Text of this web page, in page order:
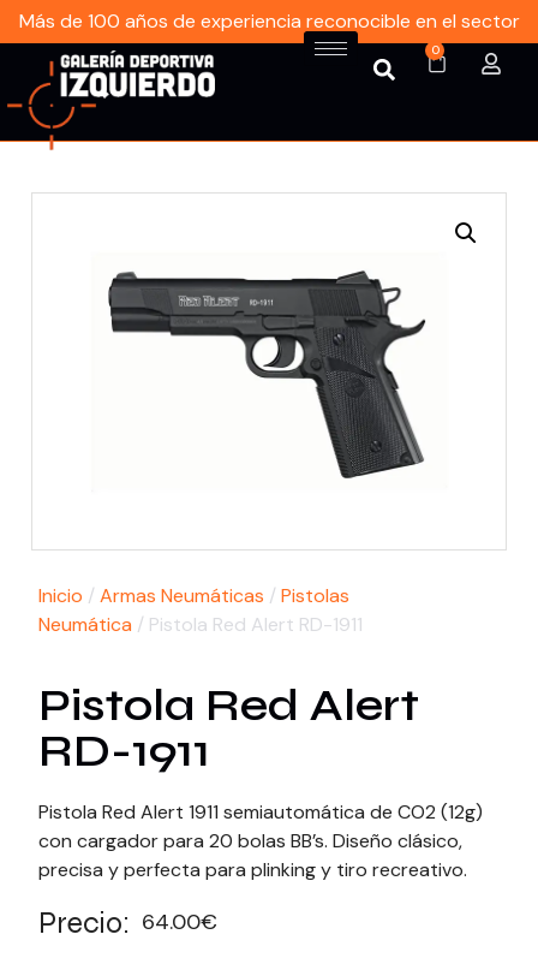
Más de 100 años de experiencia reconocible en el sector
0
Inicio / Armas Neumáticas / Pistolas
Neumática / Pistola Red Alert RD-1911
Pistola Red Alert
RD-1911
Pistola Red Alert 1911 semiautomática de CO2 (12g)
con cargador para 20 bolas BB’s. Diseño clásico,
precisa y perfecta para plinking y tiro recreativo.
Precio: 64.00€